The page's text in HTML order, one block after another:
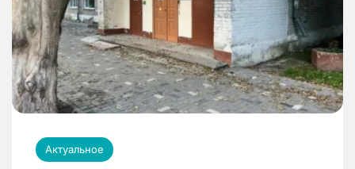
Актуальное